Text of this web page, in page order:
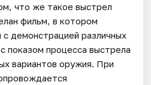
что же такое выстрел
фильм, в котором
демонстрацией различных
показом процесса выстрела
вариантов оружия. При